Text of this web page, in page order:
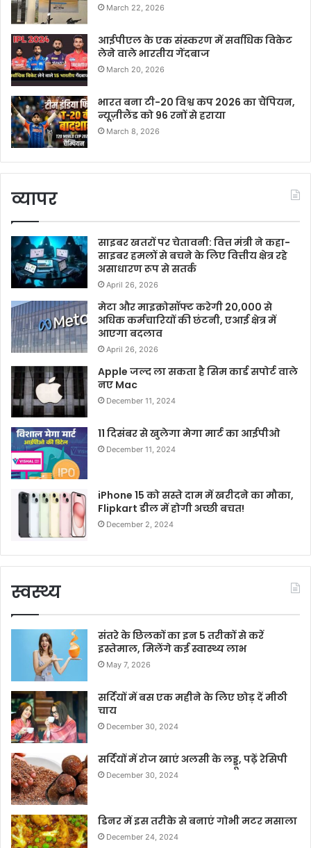
March 22, 2026
आईपीएल के एक संस्करण में सर्वाधिक विकेट
लेने वाले भारतीय गेंदबाज
March 20, 2026
भारत बना टी-20 विश्व कप 2026 का चैंपियन,
न्यूज़ीलैंड को 96 रनों से हराया
March 8, 2026
व्यापर
साइबर खतरों पर चेतावनी: वित्त मंत्री ने कहा-
साइबर हमलों से बचने के लिए वित्तीय क्षेत्र रहे
असाधारण रूप से सतर्क
April 26, 2026
मेटा और माइक्रोसॉफ्ट करेगी 20,000 से
अधिक कर्मचारियों की छंटनी, एआई क्षेत्र में
आएगा बदलाव
April 26, 2026
Apple जल्द ला सकता है सिम कार्ड सपोर्ट वाले
नए Mac
December 11, 2024
11 दिसंबर से खुलेगा मेगा मार्ट का आईपीओ
December 11, 2024
iPhone 15 को सस्ते दाम में खरीदने का मौका,
Flipkart डील में होगी अच्छी बचत!
December 2, 2024
स्वस्थ्य
संतरे के छिलकों का इन 5 तरीकों से करें
इस्तेमाल, मिलेंगे कई स्वास्थ्य लाभ
May 7, 2026
सर्दियों में बस एक महीने के लिए छोड़ दें मीठी
चाय
December 30, 2024
सर्दियों में रोज खाएं अलसी के लड्डू, पढ़ें रेसिपी
December 30, 2024
डिनर में इस तरीके से बनाएं गोभी मटर मसाला
December 24, 2024